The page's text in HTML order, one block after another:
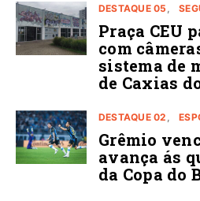
DESTAQUE 05
Praça CEU
com
sistema de
de Caxias
DESTAQUE 02
Grêmio
avança ás
da Copa do